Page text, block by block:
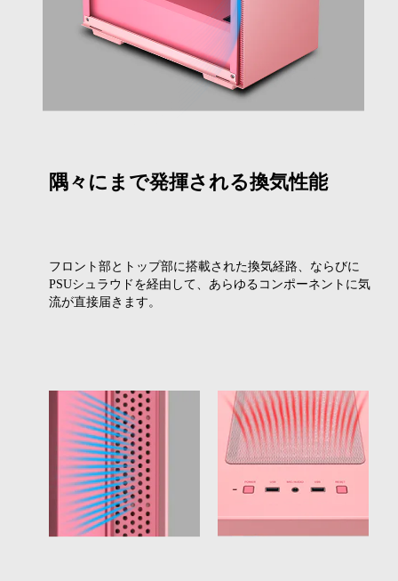
隅々にまで発揮される換気性能
フロント部とトップ部に搭載された換気経路、ならびに
PSUシュラウドを経由して、あらゆるコンポーネントに気
流が直接届きます。